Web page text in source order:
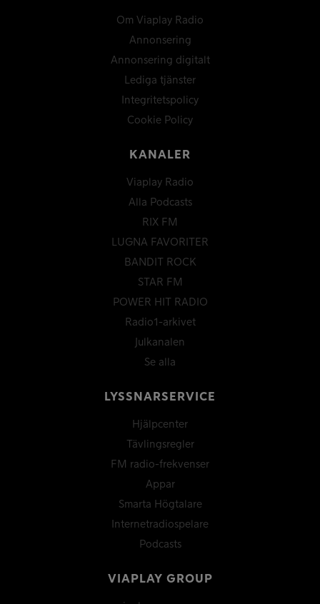
Om Viaplay Radio
Annonsering
Annonsering digitalt
Lediga tjänster
Integritetspolicy
Cookie Policy
KANALER
Viaplay Radio
Alla Podcasts
RIX FM
LUGNA FAVORITER
BANDIT ROCK
STAR FM
POWER HIT RADIO
Radio1-arkivet
Julkanalen
Se alla
LYSSNARSERVICE
Hjälpcenter
Tävlingsregler
FM radio-frekvenser
Appar
Smarta Högtalare
Internetradiospelare
Podcasts
VIAPLAY GROUP